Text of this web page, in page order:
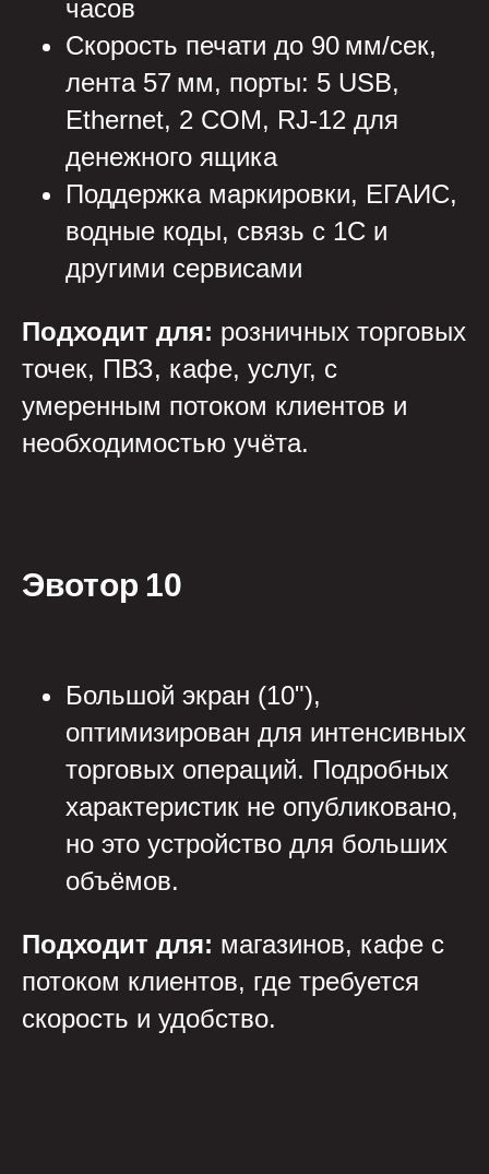
часов
Скорость печати до 90 мм/сек,
лента 57 мм, порты: 5 USB,
Ethernet, 2 COM, RJ-12 для
денежного ящика
Поддержка маркировки, ЕГАИС,
водные коды, связь с 1С и
другими сервисами
Подходит для: розничных торговых
точек, ПВЗ, кафе, услуг, с
умеренным потоком клиентов и
необходимостью учёта.
Эвотор 10
Большой экран (10"),
оптимизирован для интенсивных
торговых операций. Подробных
характеристик не опубликовано,
но это устройство для больших
объёмов.
Подходит для: магазинов, кафе с
потоком клиентов, где требуется
скорость и удобство.